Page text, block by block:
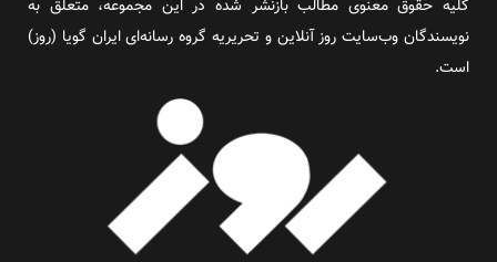
کلیه حقوق معنوی مطالب بازنشر شده در این مجموعه، متعلق به
نویسندگان وب‌سایت روز آنلاین و تحریریه گروه رسانه‌ای ایران گویا (روز)
است.